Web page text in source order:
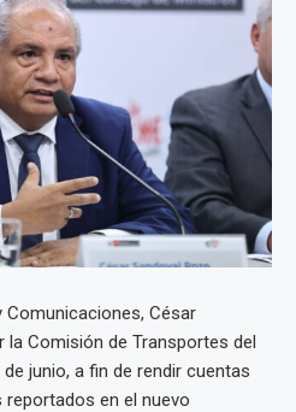
César
la Comisión de Transportes del
junio, a fin de rendir cuentas
en el nuevo